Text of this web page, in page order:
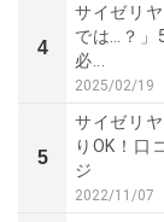
4
サイゼリ
では…？」
必...
2025/02/19
5
サイゼリ
りOK！口
ジ
2022/11/07